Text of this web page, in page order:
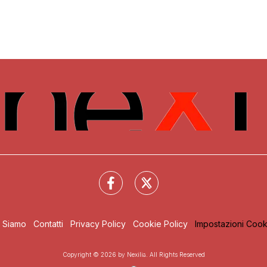
Siamo Contatti Privacy Policy Cookie Policy Impostazioni
Copyright © 2026 by Nexilia. All Rights Reserved